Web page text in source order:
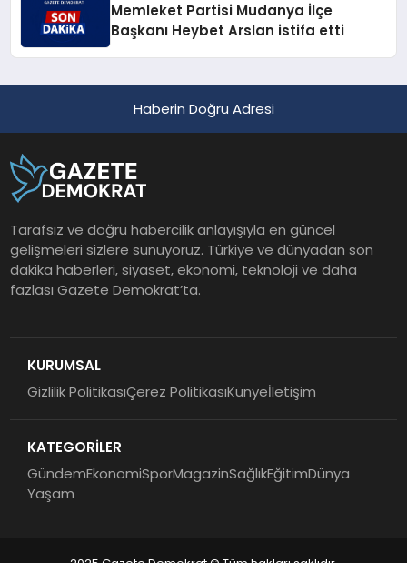
Memleket Partisi Mudanya İlçe
Başkanı Heybet Arslan istifa etti
Haberin Doğru Adresi
Tarafsız ve doğru habercilik anlayışıyla en güncel
gelişmeleri sizlere sunuyoruz. Türkiye ve dünyadan son
dakika haberleri, siyaset, ekonomi, teknoloji ve daha
fazlası Gazete Demokrat’ta.
KURUMSAL
Gizlilik PolitikasıÇerez PolitikasıKünyeİletişim
KATEGORİLER
GündemEkonomiSporMagazinSağlıkEğitimDünya
Yaşam